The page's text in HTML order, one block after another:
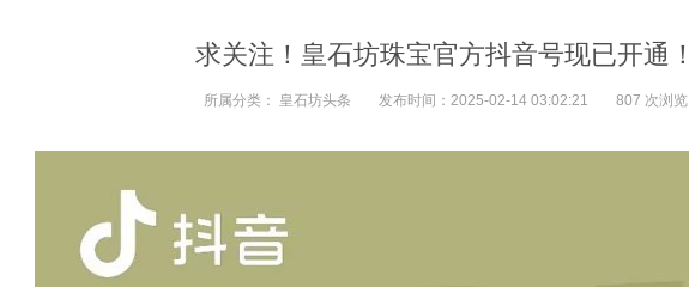
求关注！皇石坊珠宝官方抖音号现已开通！
所属分类： 皇石坊头条 发布时间：2025-02-14 03:02:21 807 次浏览